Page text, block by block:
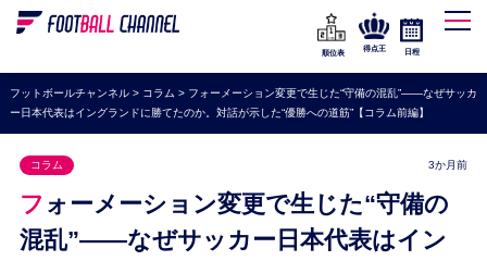
WEリーグ
海外サッカー
プレミアリーグ
セリエA
ブンデスリーガ
順位表
得点王 日程
フットボールチャンネル> コラム > フォーメーション変更で生じた“守備の混乱”――なぜサッカ
ー日本代表はイングランドに勝てたのか。対話が示した“優勝への道筋”【コラム前編】
コラム 3か月前
フォーメーション変更で生じた“守備の
混乱”――なぜサッカー日本代表はイン